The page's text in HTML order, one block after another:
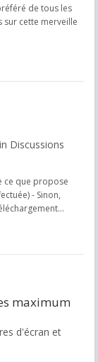
de tous les
sur cette merveille
Discussions
ce que propose
- Sinon,
maximum
d'écran et